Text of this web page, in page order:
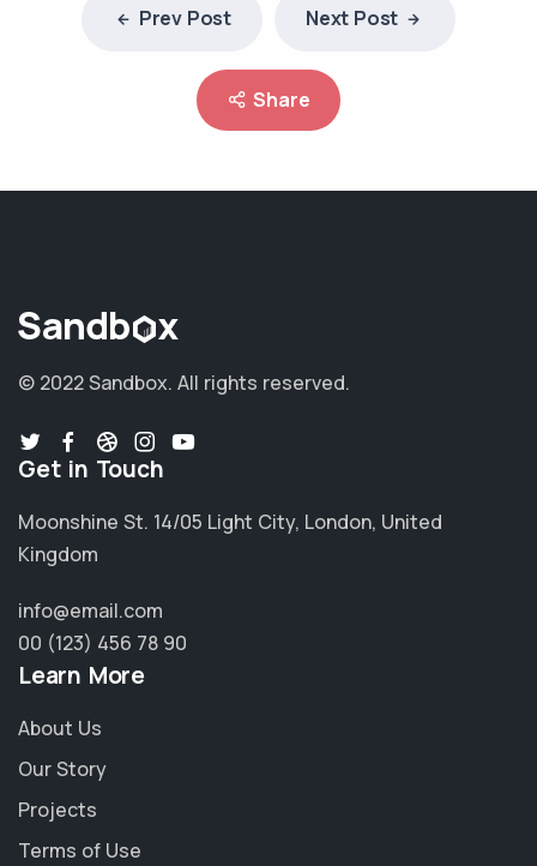
Prev Post Next Post
Share
© 2022 Sandbox. All rights reserved.
Get in Touch
Moonshine St. 14/05 Light City, London, United
Kingdom
info@email.com
00 (123) 456 78 90
Learn More
About Us
Our Story
Projects
Terms of Use